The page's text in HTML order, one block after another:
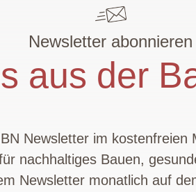
Newsletter abonnieren
aus der
Newsletter im kostenfreien
nachhaltiges Bauen,
Newsletter monatlich auf